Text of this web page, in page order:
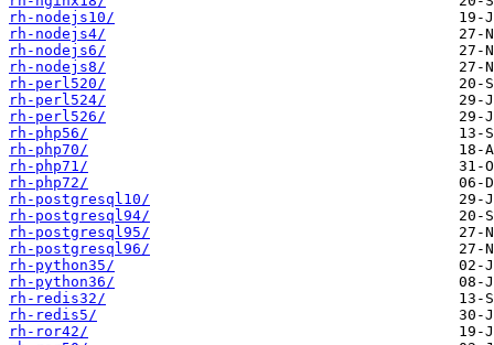
rh-nodejs10/
rh-nodejs4/
rh-nodejs6/
rh-nodejs8/
rh-perl520/
rh-perl524/
rh-perl526/
rh-php56/
rh-php70/
rh-php71/
rh-php72/
rh-postgresql10/
rh-postgresql94/
rh-postgresql95/
rh-postgresql96/
rh-python35/
rh-python36/
rh-redis32/
rh-redis5/
rh-ror42/